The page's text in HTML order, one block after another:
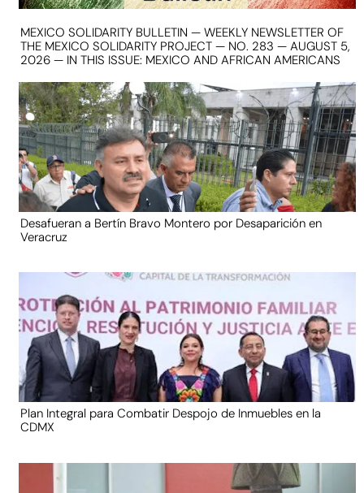
MEXICO SOLIDARITY BULLETIN — WEEKLY NEWSLETTER OF
THE MEXICO SOLIDARITY PROJECT — NO. 283 — AUGUST 5,
2026 — IN THIS ISSUE: MEXICO AND AFRICAN AMERICANS
Desafueran a Bertín Bravo Montero por Desaparición en
Veracruz
Plan Integral para Combatir Despojo de Inmuebles en la
CDMX